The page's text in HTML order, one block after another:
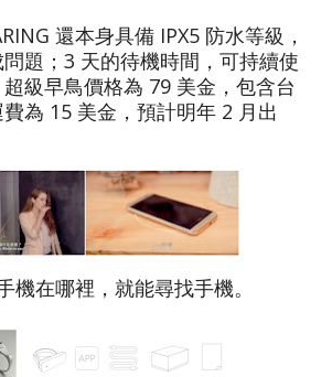
還本身具備 IPX5 防水等級，
題；3 天的待機時間，可持續使
級早鳥價格為 79 美金，包含台
為 15 美金，預計明年 2 月出
機在哪裡，就能尋找手機。